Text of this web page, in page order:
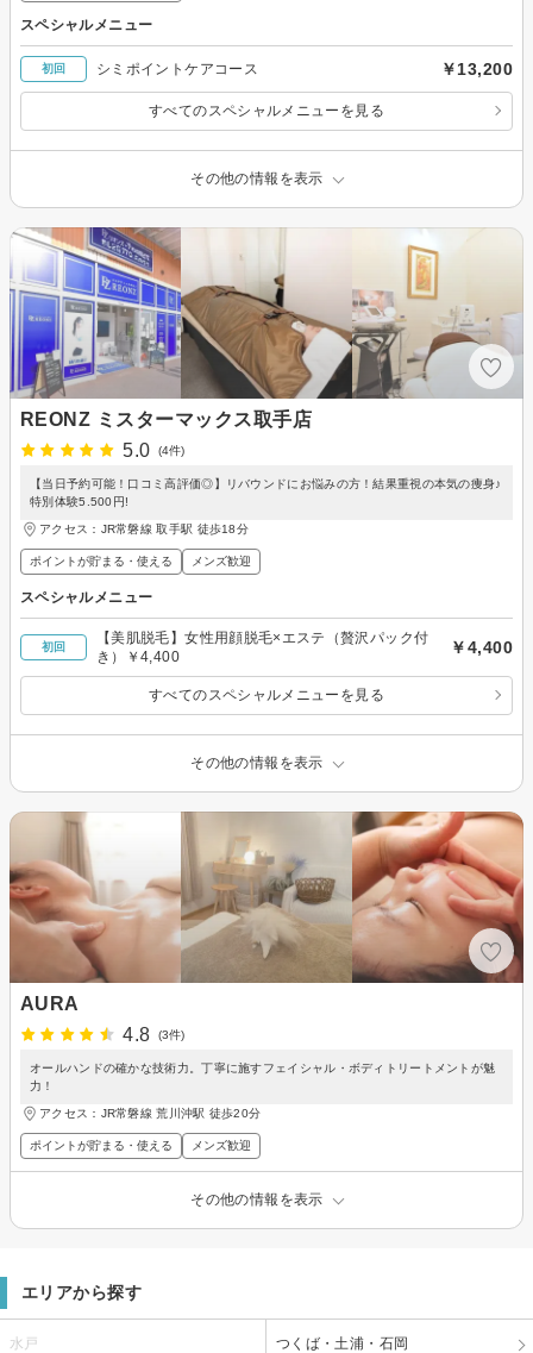
スペシャルメニュー
初回 シミポイントケアコース ￥13,200
すべてのスペシャルメニューを見る
その他の情報を表示
REONZ ミスターマックス取手店
5.0
(4件)
【当日予約可能！口コミ高評価◎】リバウンドにお悩みの方！結果重視の本気の痩身♪
特別体験5.500円!
アクセス：JR常磐線 取手駅 徒歩18分
ポイントが貯まる・使える メンズ歓迎
スペシャルメニュー
初回
【美肌脱毛】女性用顔脱毛×エステ（贅沢パック付
き）￥4,400
￥4,400
すべてのスペシャルメニューを見る
その他の情報を表示
AURA
4.8
(3件)
オールハンドの確かな技術力。丁寧に施すフェイシャル・ボディトリートメントが魅
力！
アクセス：JR常磐線 荒川沖駅 徒歩20分
ポイントが貯まる・使える メンズ歓迎
その他の情報を表示
エリアから探す
水戸 つくば・土浦・石岡